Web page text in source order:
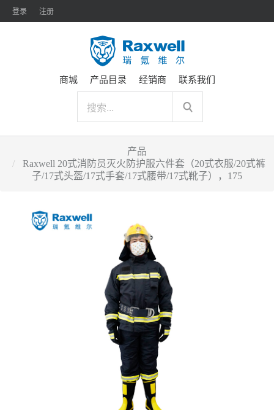
登录 注册
商城 产品目录 经销商 联系我们
产品
Raxwell 20式消防员灭火防护服六件套（20式衣服/20式裤
子/17式头盔/17式手套/17式腰带/17式靴子），175